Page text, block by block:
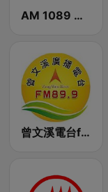
AM 1089 音樂伸展台
曾文溪電台fm89.9-過渡版